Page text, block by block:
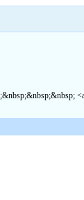
<a